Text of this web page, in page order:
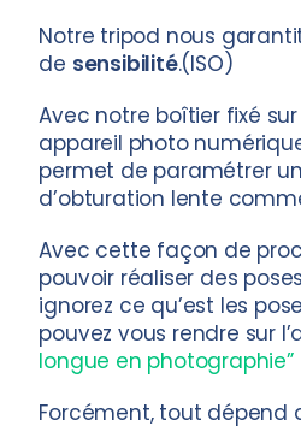
Notre tripod nous
de sensibilité.(ISO)
Avec notre boîtier fixé
appareil photo
permet de paramétrer
d’obturation lente
Avec cette façon de
pouvoir réaliser des
ignorez ce qu’est les
pouvez vous rendre sur
longue en
Forcément, tout dépend